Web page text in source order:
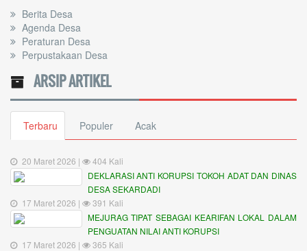
Berita Desa
Agenda Desa
Peraturan Desa
Perpustakaan Desa
ARSIP ARTIKEL
Terbaru Populer Acak
20 Maret 2026 |
404 Kali
DEKLARASI ANTI KORUPSI TOKOH ADAT DAN DINAS
DESA SEKARDADI
17 Maret 2026 |
391 Kali
MEJURAG TIPAT SEBAGAI KEARIFAN LOKAL DALAM
PENGUATAN NILAI ANTI KORUPSI
17 Maret 2026 |
365 Kali